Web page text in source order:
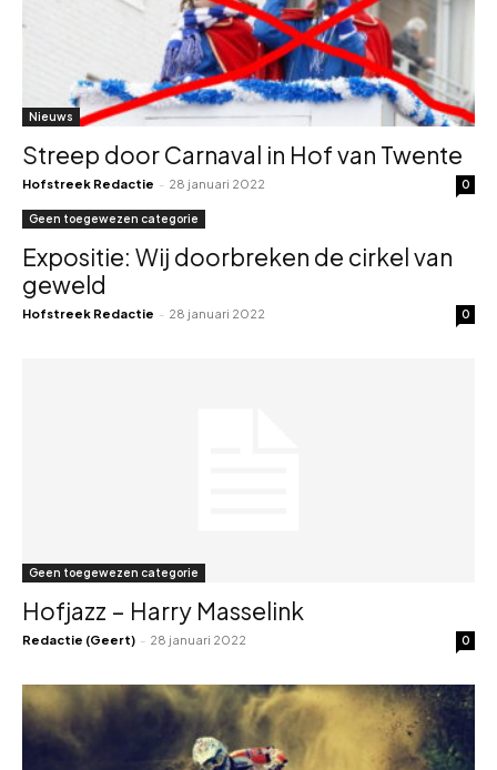
Nieuws
Streep door Carnaval in Hof van Twente
Hofstreek Redactie - 28 januari 2022 0
Geen toegewezen categorie
Expositie: Wij doorbreken de cirkel van
geweld
Hofstreek Redactie - 28 januari 2022 0
Geen toegewezen categorie
Hofjazz – Harry Masselink
Redactie (Geert) - 28 januari 2022 0